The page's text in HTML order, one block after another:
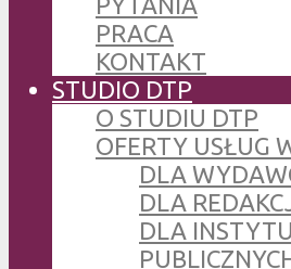
PRACA
KONTAKT
STUDIO DTP
O STUDIU DTP
OFERTY USŁUG
DLA
DLA
DLA